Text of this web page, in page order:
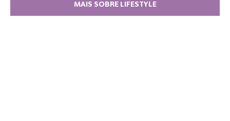
MAIS SOBRE LIFESTYLE